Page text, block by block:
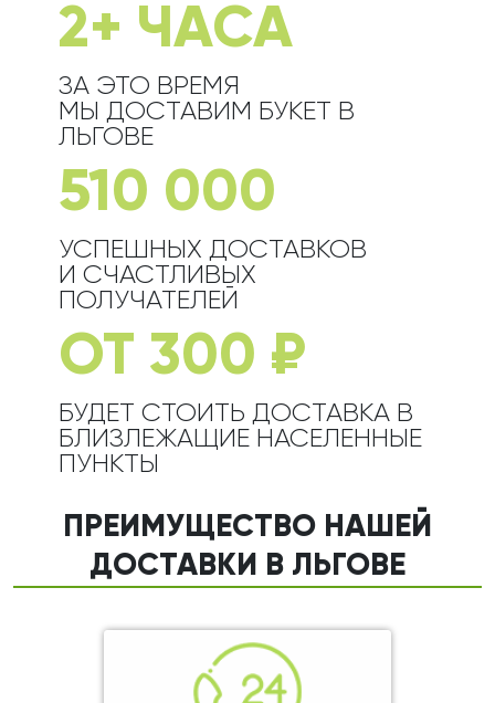
2+ ЧАСА
ЗА ЭТО ВРЕМЯ
МЫ ДОСТАВИМ БУКЕТ В
ЛЬГОВЕ
510 000
УСПЕШНЫХ ДОСТАВКОВ
И СЧАСТЛИВЫХ
ПОЛУЧАТЕЛЕЙ
ОТ 300 ₽
БУДЕТ СТОИТЬ ДОСТАВКА В
БЛИЗЛЕЖАЩИЕ НАСЕЛЕННЫЕ
ПУНКТЫ
ПРЕИМУЩЕСТВО НАШЕЙ
ДОСТАВКИ В ЛЬГОВЕ